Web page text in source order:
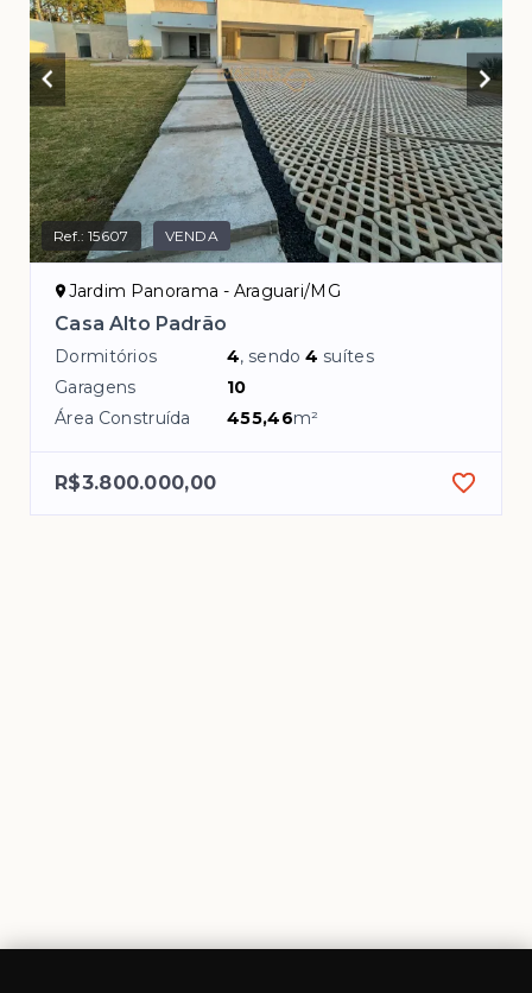
Ref.:15607 VENDA
Jardim Panorama - Araguari/MG
Casa Alto Padrão
Dormitórios 4, sendo4 suítes
Garagens
10
Área Construída
455,46m²
R$3.800.000,00